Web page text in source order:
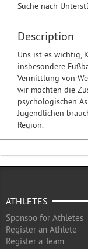
Suche nach
Description
Uns ist es wichtig,
insbesondere
Vermittlung von
wir möchten die
psychologischen
Jugendlichen
Region.
ATHLETES
Sponsoo for Athletes
Register an Athlete
Register a Team